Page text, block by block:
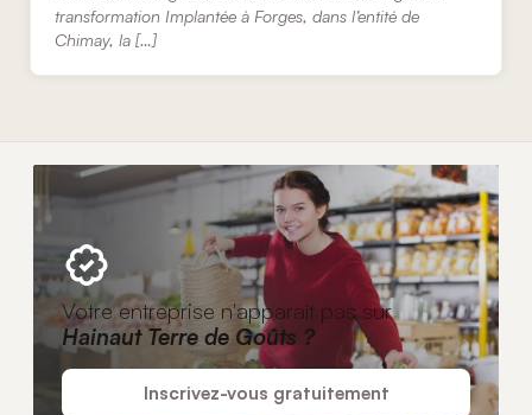
transformation Implantée à Forges, dans l’entité de
Chimay, la […]
Votre entreprise n'apparaît pas sur
Hainaut Terre de Goûts ?
Inscrivez-vous gratuitement